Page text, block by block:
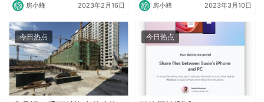
房小蜂 2023年2月16日 房小蜂 2023年3月10日
今日热点 今日热点